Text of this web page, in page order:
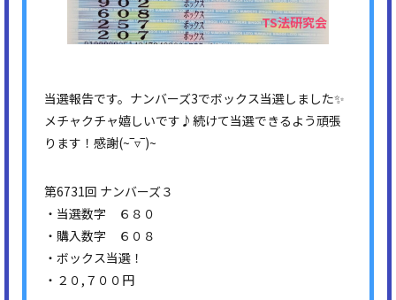
当選報告です。ナンバーズ3でボックス当選しました✨
メチャクチャ嬉しいです♪続けて当選できるよう頑張
ります！感謝(⁠~⁠‾⁠▿⁠‾⁠)⁠~
第6731回 ナンバーズ３
・当選数字 ６８０
・購入数字 ６０８
・ボックス当選！
・２０,７００円